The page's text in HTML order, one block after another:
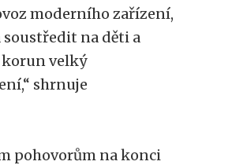
moderního zařízení,
soustředit na děti a
korun velký
shrnuje
pohovorům na konci